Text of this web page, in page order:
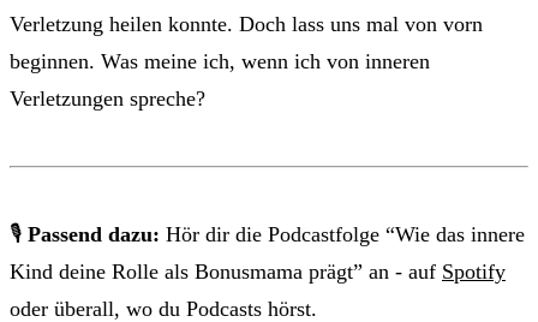
Verletzung heilen konnte. Doch lass uns mal von vorn
beginnen. Was meine ich, wenn ich von inneren
Verletzungen spreche?
🎙 Passend dazu: Hör dir die Podcastfolge “Wie das innere
Kind deine Rolle als Bonusmama prägt” an - auf Spotify
oder überall, wo du Podcasts hörst.